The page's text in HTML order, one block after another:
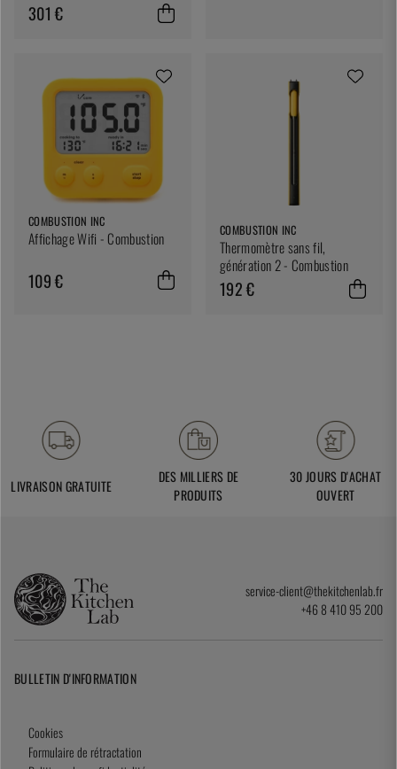
301 €
COMBUSTION INC
Affichage Wifi - Combustion
109 €
COMBUSTION INC
Thermomètre sans fil,
génération 2 - Combustion
192 €
LIVRAISON GRATUITE
DES MILLIERS DE
PRODUITS
30 JOURS D'ACHAT
OUVERT
service-client@thekitchenlab.fr
+46 8 410 95 200
BULLETIN D'INFORMATION
Cookies
Formulaire de rétractation